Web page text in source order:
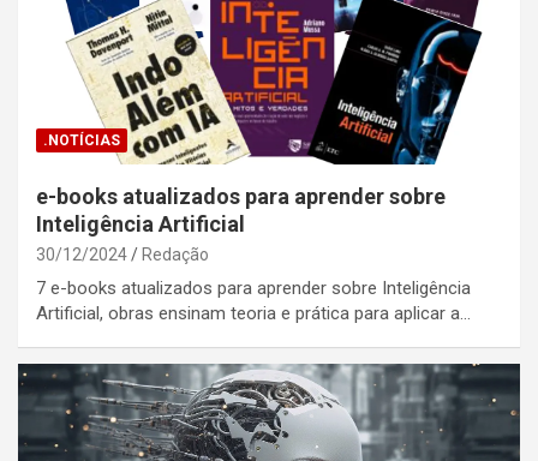
.NOTÍCIAS
e-books atualizados para aprender sobre
Inteligência Artificial
30/12/2024 Redação
7 e-books atualizados para aprender sobre Inteligência
Artificial, obras ensinam teoria e prática para aplicar a…